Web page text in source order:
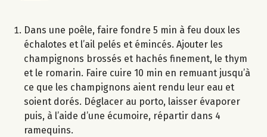
Dans une poêle, faire fondre 5 min à feu doux les
échalotes et l’ail pelés et émincés. Ajouter les
champignons brossés et hachés finement, le thym
et le romarin. Faire cuire 10 min en remuant jusqu’à
ce que les champignons aient rendu leur eau et
soient dorés. Déglacer au porto, laisser évaporer
puis, à l’aide d’une écumoire, répartir dans 4
ramequins.